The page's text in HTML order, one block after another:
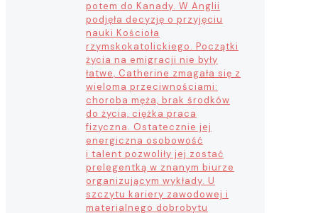
potem do Kanady. W Anglii
podjęła decyzję o przyjęciu
nauki Kościoła
rzymskokatolickiego. Początki
życia na emigracji nie były
łatwe, Catherine zmagała się z
wieloma przeciwnościami:
choroba męża, brak środków
do życia, ciężka praca
fizyczna. Ostatecznie jej
energiczna osobowość
i talent pozwoliły jej zostać
prelegentką w znanym biurze
organizującym wykłady. U
szczytu kariery zawodowej i
materialnego dobrobytu